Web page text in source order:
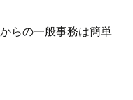
らの一般事務は簡単